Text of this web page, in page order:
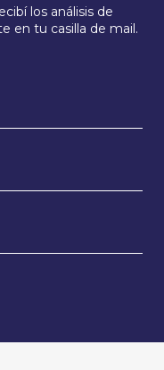
los análisis de
en tu casilla de mail.